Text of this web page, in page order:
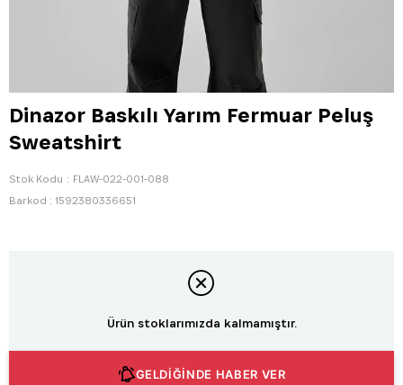
Dinazor Baskılı Yarım Fermuar Peluş
Sweatshirt
Stok Kodu
FLAW-022-001-088
Barkod : 1592380336651
Ürün stoklarımızda kalmamıştır.
GELDİĞİNDE HABER VER